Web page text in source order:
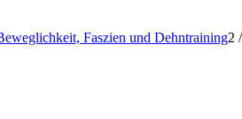
Faszien und Dehntraining2 /